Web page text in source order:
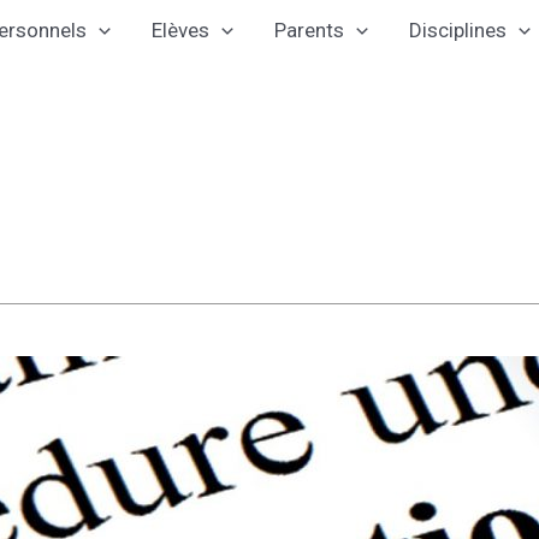
Elèves Parents Disciplines